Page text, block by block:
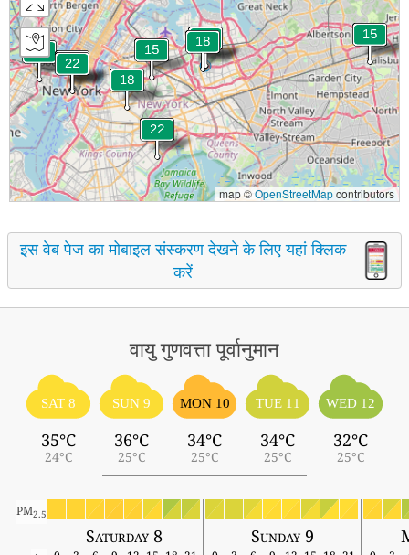
map ©OpenStreetMapcontributors
इस वेब पेज का मोबाइल संस्करण देखने के लिए यहां क्लिक
करें
वायु गुणवत्ता पूर्वानुमान
SAT 8
35°C
24°C
SUN 9
36°C
25°C
MON 10
34°C
25°C
TUE 11
34°C
25°C
WED 12
32°C
25°C
PM2.5
Saturday 8 Sunday 9